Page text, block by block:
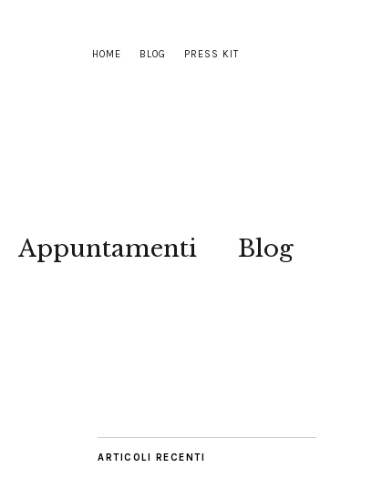
HOME BLOG PRESS KIT
Appuntamenti Blog
ARTICOLI RECENTI